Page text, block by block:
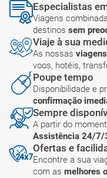
Especialistas
Viagens
destinos sem
Viaje à sua
As nossas
voos, hotéis,
Poupe tempo
Disponibilidade e
confirmação
Sempre
A partir do
Assistência 24/7/
Ofertas e
Encontre a sua
com as melhores